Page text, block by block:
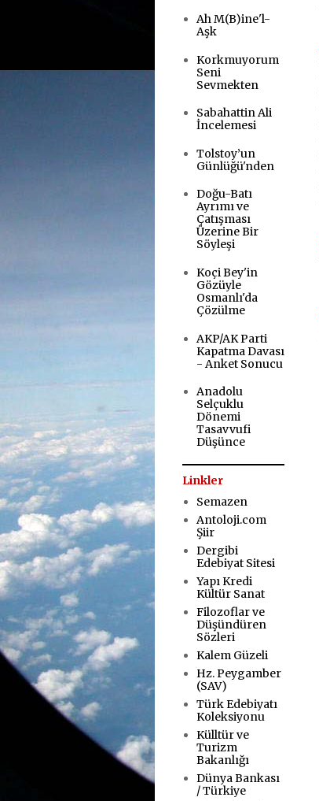
Ah M(B)ine'l-
Aşk
Korkmuyorum
Seni
Sevmekten
Sabahattin Ali
İncelemesi
Tolstoy’un
Günlüğü'nden
Doğu-Batı
Ayrımı ve
Çatışması
Üzerine Bir
Söyleşi
Koçi Bey'in
Gözüyle
Osmanlı'da
Çözülme
AKP/AK Parti
Kapatma Davası
- Anket Sonucu
Anadolu
Selçuklu
Dönemi
Tasavvufi
Düşünce
Linkler
Semazen
Antoloji.com
Şiir
Dergibi
Edebiyat Sitesi
Yapı Kredi
Kültür Sanat
Filozoflar ve
Düşündüren
Sözleri
Kalem Güzeli
Hz. Peygamber
(SAV)
Türk Edebiyatı
Koleksiyonu
Külltür ve
Turizm
Bakanlığı
Dünya Bankası
/ Türkiye